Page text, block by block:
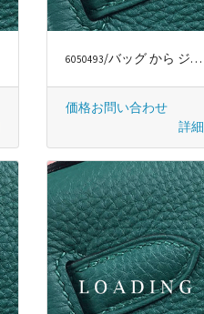
6050493/バッグ から ジミー・チュウ/JIMMY CHOO
価格お問い合わせ
詳細